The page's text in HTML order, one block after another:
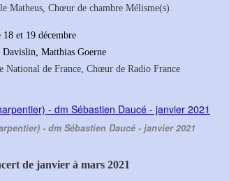
Matheus, Chœur de chambre Mélisme(s)
et 19 décembre
Matthias Goerne
National de France, Chœur de Radio France
- dm Sébastien Daucé - janvier 2021
de janvier à mars 2021